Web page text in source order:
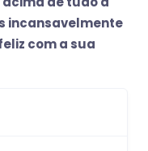
incansavelmente
com a sua